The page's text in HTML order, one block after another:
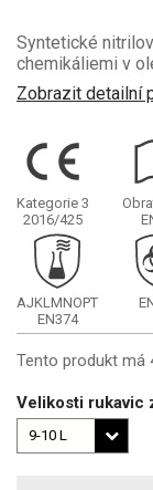
Syntetické
chemikáliemi v
Zobrazit detailní
Kategorie 3
2016/425
AJKLMNOPT
EN374
Tento produkt má
Velikosti rukavic